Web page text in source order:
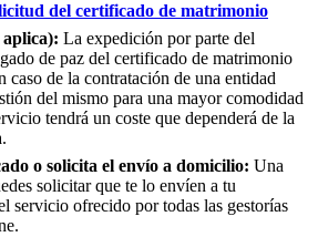
del certificado de matrimonio
aplica): La expedición por parte del
de paz del certificado de matrimonio
caso de la contratación de una entidad
del mismo para una mayor comodidad
tendrá un coste que dependerá de la
o solicita el envío a domicilio: Una
solicitar que te lo envíen a tu
servicio ofrecido por todas las gestorías